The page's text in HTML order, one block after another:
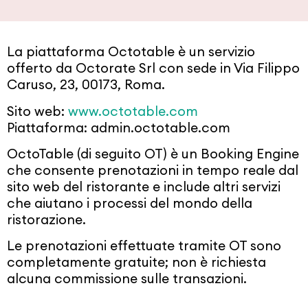
La piattaforma Octotable è un servizio
offerto da Octorate Srl con sede in Via Filippo
Caruso, 23, 00173, Roma.
Sito web: www.octotable.com
Piattaforma: admin.octotable.com
OctoTable (di seguito OT) è un Booking Engine
che consente prenotazioni in tempo reale dal
sito web del ristorante e include altri servizi
che aiutano i processi del mondo della
ristorazione.
Le prenotazioni effettuate tramite OT sono
completamente gratuite; non è richiesta
alcuna commissione sulle transazioni.